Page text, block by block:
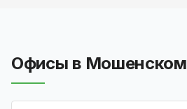
Офисы в Мошенском